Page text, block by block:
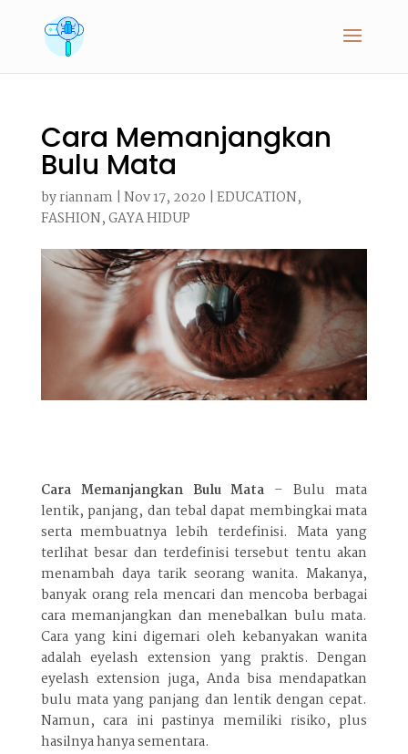
Cara Memanjangkan
Bulu Mata
byriannam | Nov 17, 2020 | EDUCATION,
FASHION,GAYA HIDUP
Cara Memanjangkan Bulu Mata – Bulu mata
lentik, panjang, dan tebal dapat membingkai mata
serta membuatnya lebih terdefinisi. Mata yang
terlihat besar dan terdefinisi tersebut tentu akan
menambah daya tarik seorang wanita. Makanya,
banyak orang rela mencari dan mencoba berbagai
cara memanjangkan dan menebalkan bulu mata.
Cara yang kini digemari oleh kebanyakan wanita
adalah eyelash extension yang praktis. Dengan
eyelash extension juga, Anda bisa mendapatkan
bulu mata yang panjang dan lentik dengan cepat.
Namun, cara ini pastinya memiliki risiko, plus
hasilnya hanya sementara.